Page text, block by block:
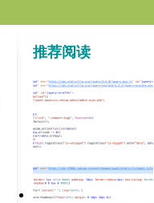
推荐阅读